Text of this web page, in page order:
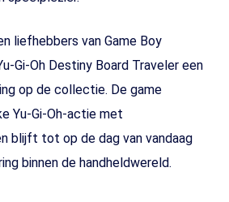
liefhebbers van Game Boy
Gi-Oh Destiny Board Traveler een
op de collectie. De game
Yu-Gi-Oh-actie met
blijft tot op de dag van vandaag
binnen de handheldwereld.